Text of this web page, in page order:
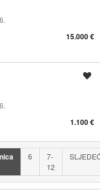
15.000 €
1.100 €
6
7-
12